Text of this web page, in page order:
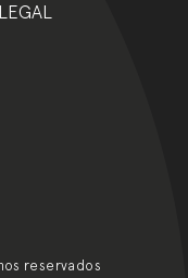
reservados